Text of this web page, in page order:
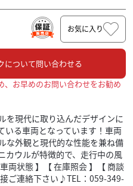
お気に入り
について問い合わせる
お早めのお問い合わせをお勧め
を現代に取り込んだデザインに
いる車両となっています！車両
な外観と現代的な性能を兼ね備
カウルが特徴的で、走行中の風
両状態 】【 在庫照会 】【 商談
ご連絡下さい♪TEL：059-349-